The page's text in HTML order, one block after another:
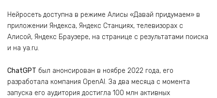
Нейросеть доступна в режиме Алисы «Давай придумаем» в
приложении Яндекса, Яндекс Станциях, телевизорах с
Алисой, Яндекс Браузере, на странице с результатами поиска
и на ya.ru.
ChatGPT был анонсирован в ноябре 2022 года, его
разработала компания OpenAI. За два месяца с момента
запуска его аудитория достигла 100 млн активных